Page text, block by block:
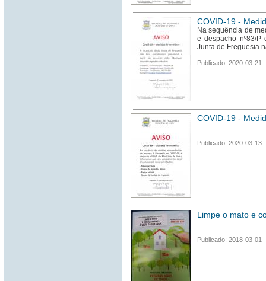
COVID-19 -
Na sequência de
e despacho nº83/
Junta de Freguesia
Publicado: 2020-03-21
COVID-19 -
Publicado: 2020-03-13
Limpe o mato e
Publicado: 2018-03-01